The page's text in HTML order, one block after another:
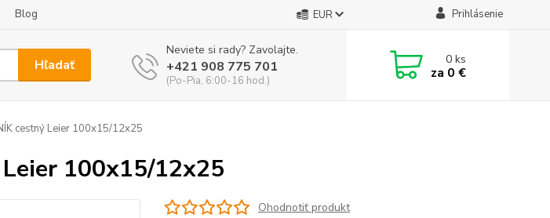
Blog EUR Prihlásenie
Hľadať
Neviete si rady? Zavolajte.
+421 908 775 701
(Po-Pia, 6:00-16 hod.)
0ks
za 0 €
cestný Leier 100x15/12x25
100x15/12x25
Ohodnotiť produkt